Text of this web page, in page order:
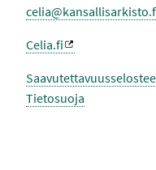
Celia.fi
Tietosuoja